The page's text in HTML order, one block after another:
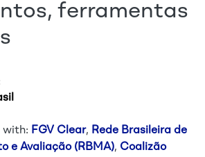
ferramentas
with: FGV Clear, Rede Brasileira de
e Avaliação (RBMA), Coalizão